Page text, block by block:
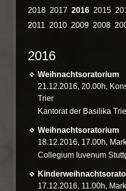
Projekte
Zink und Orgel
KONZERTE
Archiv
Hörbeispiele
KONTAKT
2018 2017 2016 2015
2011 2010 2009 2008
2016
Weihnachtsoratorium
21.12.2016, 20.00h,
Trier
Kantorat der Basilika
Weihnachtsoratorium
18.12.2016, 17.00h,
Collegium Iuvenum
17.12.2016, 11.00h,